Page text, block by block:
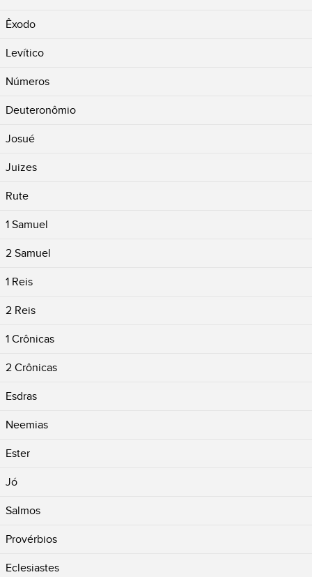
Êxodo
Levítico
Números
Deuteronômio
Josué
Juizes
Rute
1 Samuel
2 Samuel
1 Reis
2 Reis
1 Crônicas
2 Crônicas
Esdras
Neemias
Ester
Jó
Salmos
Provérbios
Eclesiastes